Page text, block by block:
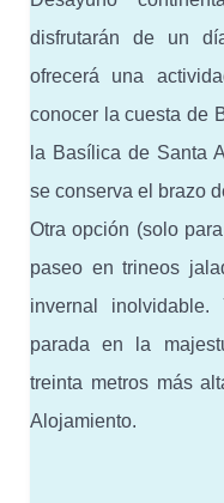
disfrutarán de un
ofrecerá una
conocer la cuesta de
la Basílica de Santa
se conserva el brazo
Otra opción (solo
paseo en trineos
invernal
parada en la
treinta metros más
Alojamiento.